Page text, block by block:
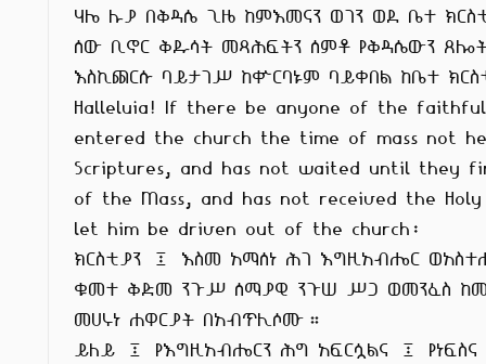
ሃሌ ሉያ በቅዳሴ ጊዜ ከምእመናን ወገን ወደ ቤተ
ሰው ቢኖር ቅዱሳት መጻሕፍትን ሰምቶ የቅዳሴውን
እስኪጨርሱ ባይታገሥ ከቍርባኑም ባይቀበል ከቤተ
Halleluia! If there be anyone of the
entered the church the time of mass not
Scriptures, and has not waited until they
of the Mass, and has not received the Holy
let him be driven out of the church:
ክርስቲያን ፤ እስመ አማሰነ ሕገ እግዚአብሔር
ቁመተ ቅድመ ንጉሥ ሰማያዊ ንጉሠ ሥጋ ወመንፈስ
መሀሩነ ሐዋርያት በአብጥሊሶሙ።
ይለይ ፤ የእግዚአብሔርን ሕግ አፍርሷልና ፤ የነፍስና